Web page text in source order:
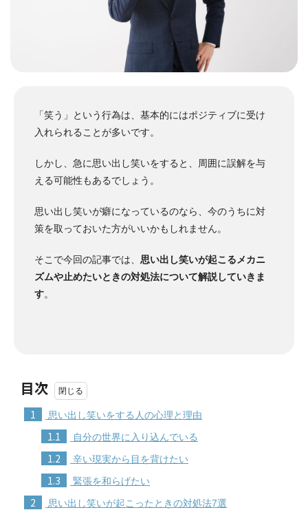
「笑う」という行為は、基本的にはポジティブに受け
入れられることが多いです。
しかし、急に思い出し笑いをすると、周囲に誤解を与
える可能性もあるでしょう。
思い出し笑いが癖になっているのなら、今のうちに対
策を取っておいた方がいいかもしれません。
そこで今回の記事では、 思い出し笑いが起こるメカニ
ズムや止めたいときの対処法について解説していきま
す。
目次
1 思い出し笑いをする人の心理と理由
1.1 自分の世界に入り込んでいる
1.2 辛い現実から目を背けたい
1.3 緊張を和らげたい
2 思い出し笑いが起こったときの対処法7選